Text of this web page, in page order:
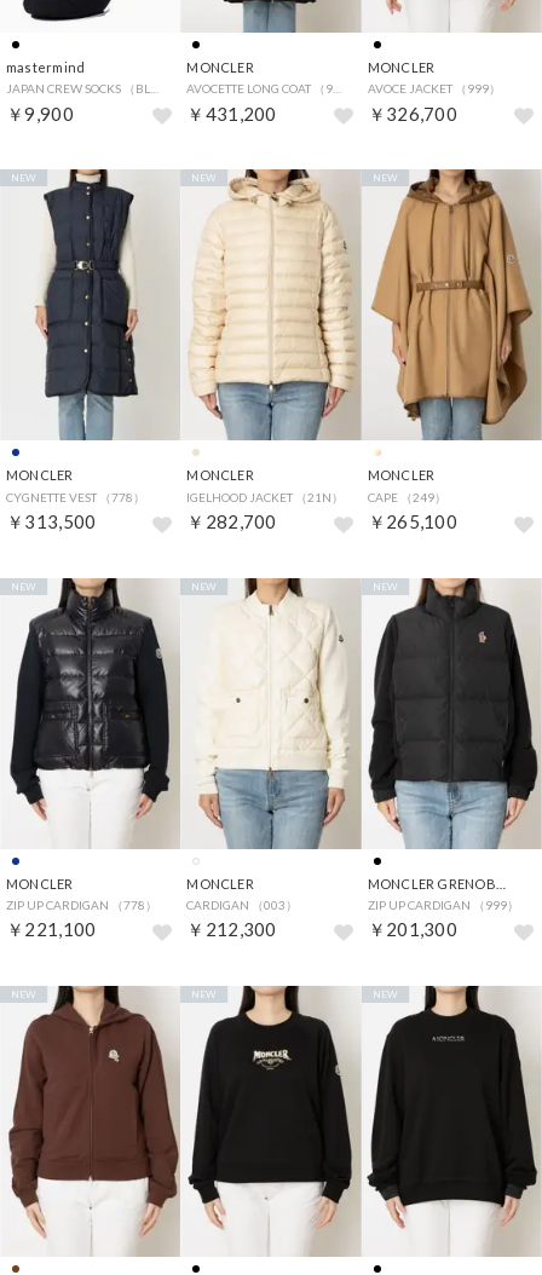
mastermind
￥9,900
MONCLER
￥431,200
MONCLER
AVOCE JACKET （999）
￥326,700
MONCLER
CYGNETTE VEST （778）
￥313,500
NEW
MONCLER
IGELHOOD JACKET （21N）
￥282,700
NEW
MONCLER
CAPE （249）
￥265,100
NEW
MONCLER
ZIP UP CARDIGAN （778）
￥221,100
NEW
MONCLER
CARDIGAN （003）
￥212,300
NEW
ZIP UP CARDIGAN （999）
￥201,300
NEW
NEW NEW NEW